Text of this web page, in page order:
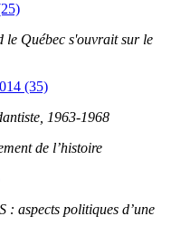
le Québec s'ouvrait sur le
(35)
1963-1968
de l’histoire
: aspects politiques d’une